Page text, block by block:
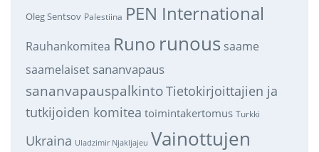
Oleg Sentsov Palestiina PEN International
Rauhankomitea Runo runous saame
saamelaiset sananvapaus
sananvapauspalkintoTietokirjoittajien ja
tutkijoiden komitea toimintakertomus Turkki
Ukraina Uladzimir Njakljajeu Vainottujen